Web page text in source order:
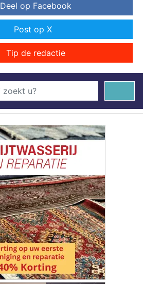
Deel op Facebook
Post op X
Tip de redactie